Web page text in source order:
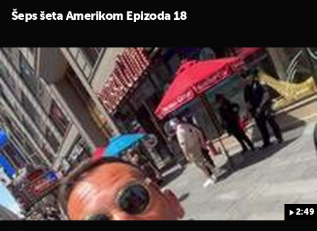
Šeps šeta Amerikom Epizoda 18
2:49